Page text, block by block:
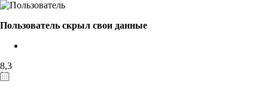
Пользователь скрыл свои данные
8,3